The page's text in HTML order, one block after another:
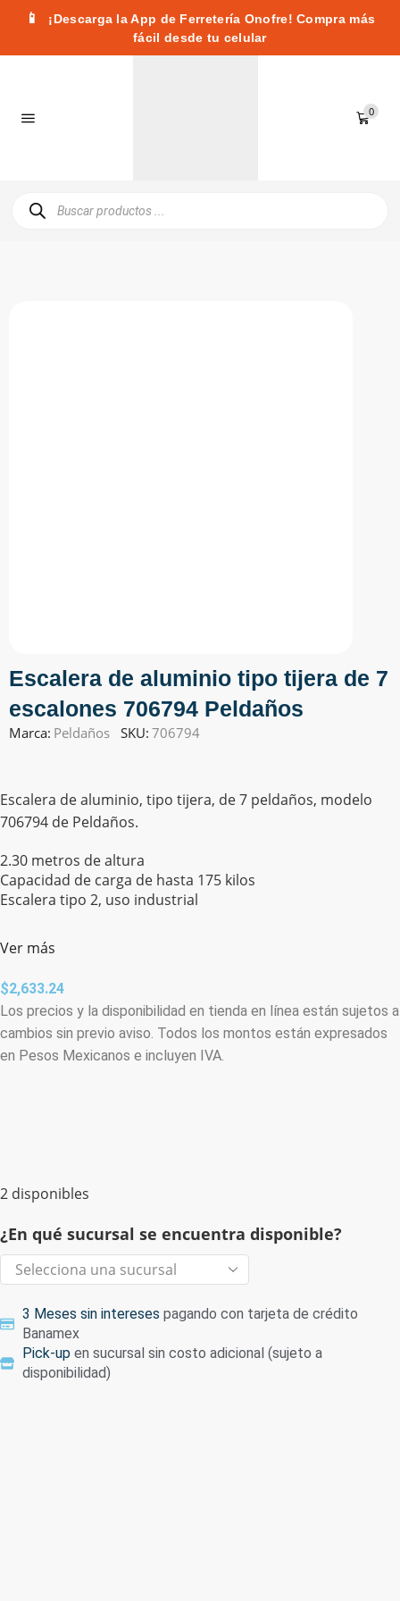
📱
¡Descarga la App de Ferretería Onofre! Compra más
fácil desde tu celular
0
Escalera de aluminio tipo tijera de 7
escalones 706794 Peldaños
Marca: Peldaños SKU: 706794
Escalera de aluminio, tipo tijera, de 7 peldaños, modelo
706794 de Peldaños.
2.30 metros de altura
Capacidad de carga de hasta 175 kilos
Escalera tipo 2, uso industrial
Ver más
$2,633.24
Los precios y la disponibilidad en tienda en línea están sujetos a
cambios sin previo aviso. Todos los montos están expresados
en Pesos Mexicanos e incluyen IVA.
2 disponibles
¿En qué sucursal se encuentra disponible?
3 Meses sin intereses pagando con tarjeta de crédito
Banamex
Pick-up en sucursal sin costo adicional (sujeto a
disponibilidad)